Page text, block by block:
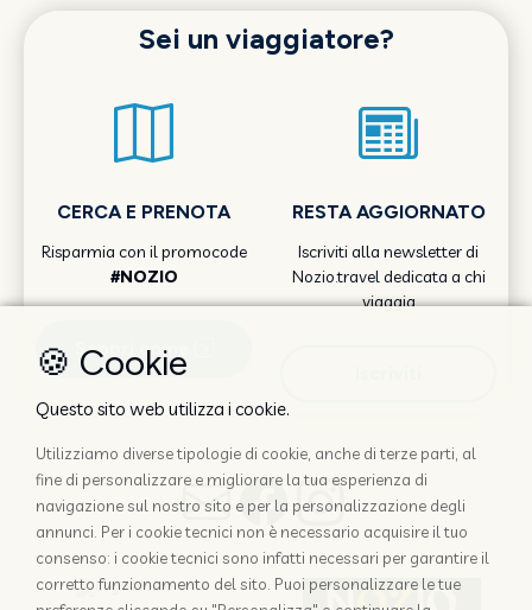
Sei un viaggiatore?
CERCA E PRENOTA
Risparmia con il promocode
#NOZIO
Scopri come
RESTA AGGIORNATO
Iscriviti alla newsletter di
Nozio.travel dedicata a chi
viaggia
🍪 Cookie
Questo sito web utilizza i cookie.
Utilizziamo diverse tipologie di cookie, anche di terze parti, al
fine di personalizzare e migliorare la tua esperienza di
navigazione sul nostro sito e per la personalizzazione degli
annunci. Per i cookie tecnici non è necessario acquisire il tuo
consenso: i cookie tecnici sono infatti necessari per garantire il
corretto funzionamento del sito. Puoi personalizzare le tue